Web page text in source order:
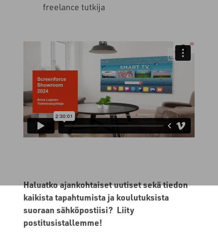
freelance tutkija
Haluatko ajankohtaiset uutiset sekä tiedon
kaikista tapahtumista ja koulutuksista
suoraan sähköpostiisi? Liity
postitusistallemme!